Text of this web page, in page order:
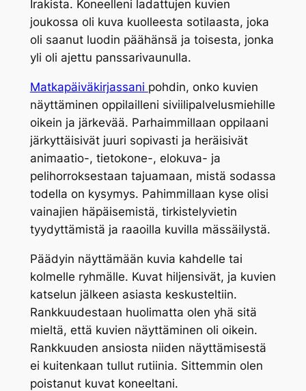
Irakista. Koneelleni ladattujen kuvien
joukossa oli kuva kuolleesta sotilaasta, joka
oli saanut luodin päähänsä ja toisesta, jonka
yli oli ajettu panssarivaunulla.
Matkapäiväkirjassani pohdin, onko kuvien
näyttäminen oppilailleni siviilipalvelusmiehille
oikein ja järkevää. Parhaimmillaan oppilaani
järkyttäisivät juuri sopivasti ja heräisivät
animaatio-, tietokone-, elokuva- ja
pelihorroksestaan tajuamaan, mistä sodassa
todella on kysymys. Pahimmillaan kyse olisi
vainajien häpäisemistä, tirkistelyvietin
tyydyttämistä ja raaoilla kuvilla mässäilystä.
Päädyin näyttämään kuvia kahdelle tai
kolmelle ryhmälle. Kuvat hiljensivät, ja kuvien
katselun jälkeen asiasta keskusteltiin.
Rankkuudestaan huolimatta olen yhä sitä
mieltä, että kuvien näyttäminen oli oikein.
Rankkuuden ansiosta niiden näyttämisestä
ei kuitenkaan tullut rutiinia. Sittemmin olen
poistanut kuvat koneeltani.